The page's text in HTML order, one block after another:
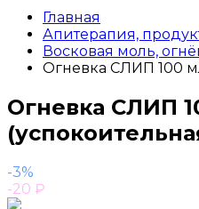
Главная
Апитерапия,
Восковая моль,
Огневка СЛИП 100
Огневка СЛИП
-3%
-20 ₽